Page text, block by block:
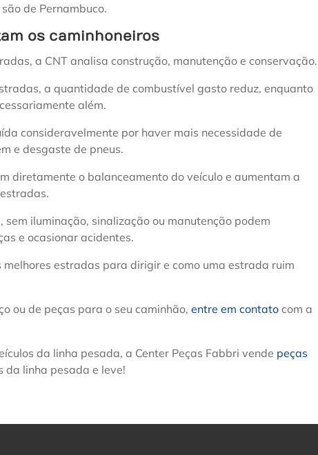
de Pernambuco.
os caminhoneiros
a CNT analisa construção, manutenção e conservação.
a quantidade de combustível gasto reduz, enquanto
além.
consideravelmente por haver mais necessidade de
e desgaste de pneus.
diretamente o balanceamento do veículo e aumentam a
iluminação, sinalização ou manutenção podem
e ocasionar acidentes.
estradas para dirigir e como uma estrada ruim
ou de peças para o seu caminhão,entre em contato com a
da linha pesada, a Center Peças Fabbri vende peças
da linha pesada e leve!